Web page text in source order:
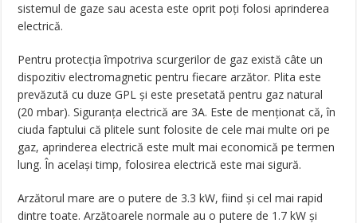
sistemul de gaze sau acesta este oprit poți folosi aprinderea
electrică.
Pentru protecția împotriva scurgerilor de gaz există câte un
dispozitiv electromagnetic pentru fiecare arzător. Plita este
prevăzută cu duze GPL și este presetată pentru gaz natural
(20 mbar). Siguranța electrică are 3A. Este de menționat că, în
ciuda faptului că plitele sunt folosite de cele mai multe ori pe
gaz, aprinderea electrică este mult mai economică pe termen
lung. În același timp, folosirea electrică este mai sigură.
Arzătorul mare are o putere de 3.3 kW, fiind și cel mai rapid
dintre toate. Arzătoarele normale au o putere de 1.7 kW și